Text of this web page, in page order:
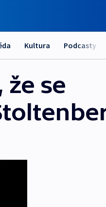
Kultura Podcasty
že se